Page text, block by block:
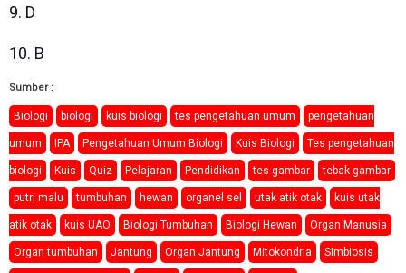
9. D
10. B
Sumber :
Biologi biologi kuis biologi tes pengetahuan umum pengetahuan
umum IPA Pengetahuan Umum Biologi Kuis Biologi Tes pengetahuan
biologi Kuis Quiz Pelajaran Pendidikan tes gambar tebak gambar
putri malu tumbuhan hewan organel sel utak atik otak kuis utak
atik otak kuis UAO Biologi Tumbuhan Biologi Hewan Organ Manusia
Organ tumbuhan Jantung Organ Jantung Mitokondria Simbiosis